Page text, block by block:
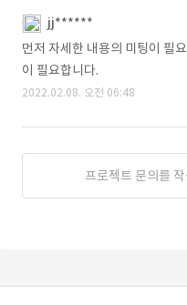
jj******
먼저 자세한 내용의 미팅이 필
이 필요합니다.
2022.02.08. 오전 06:48
프로젝트 문의를